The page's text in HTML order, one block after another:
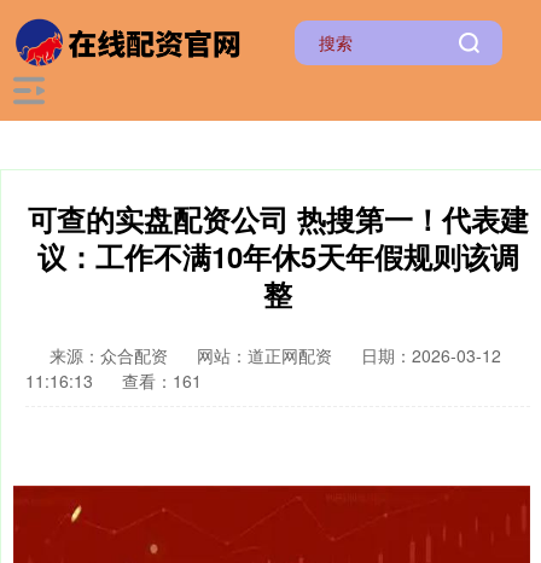
可查的实盘配资公司 热搜第一！代表建
议：工作不满10年休5天年假规则该调
整
来源：众合配资 网站：道正网配资
日期：2026-03-12
11:16:13
查看：161